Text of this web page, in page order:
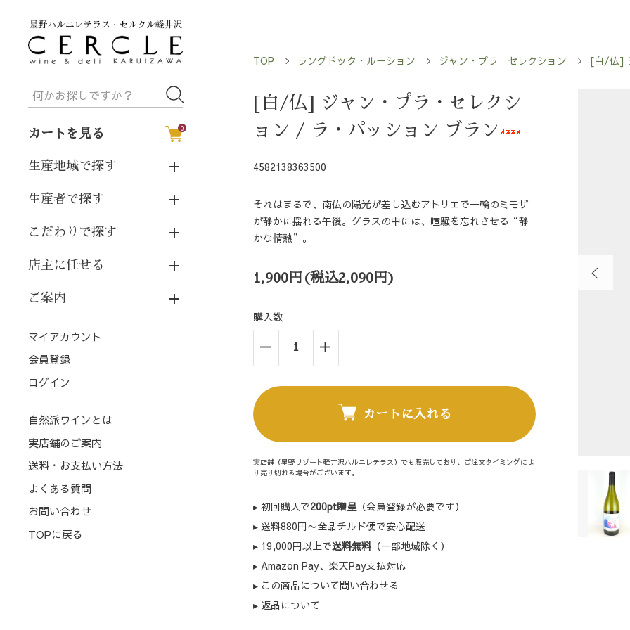
カートを見る 0
生産地域で探す
生産者で探す
こだわりで探す
店主に任せる
ご案内
マイアカウント
会員登録
ログイン
自然派ワインとは
実店舗のご案内
送料・お支払い方法
よくある質問
お問い合わせ
TOPに戻る
TOP ラングドック・ルーション ジャン・プラ セレクション [白/仏]
[白/仏] ジャン・プラ・セレクシ
ョン / ラ・パッション ブラン
4582138363500
それはまるで、南仏の陽光が差し込むアトリエで一輪のミモザ
が静かに揺れる午後。グラスの中には、喧騒を忘れさせる“静
かな情熱”。
1,900円(税込2,090円)
購入数
カートに入れる
実店舗（星野リゾート軽井沢ハルニレテラス）でも販売しており、ご注文タイミングによ
り売り切れる場合がございます。
▸ 初回購入で200pt贈呈 （会員登録が必要です）
▸ 送料880円〜全品チルド便で安心配送
▸ 19,000円以上で送料無料 （一部地域除く）
▸ Amazon Pay、楽天Pay支払対応
▸ この商品について問い合わせる
▸ 返品について